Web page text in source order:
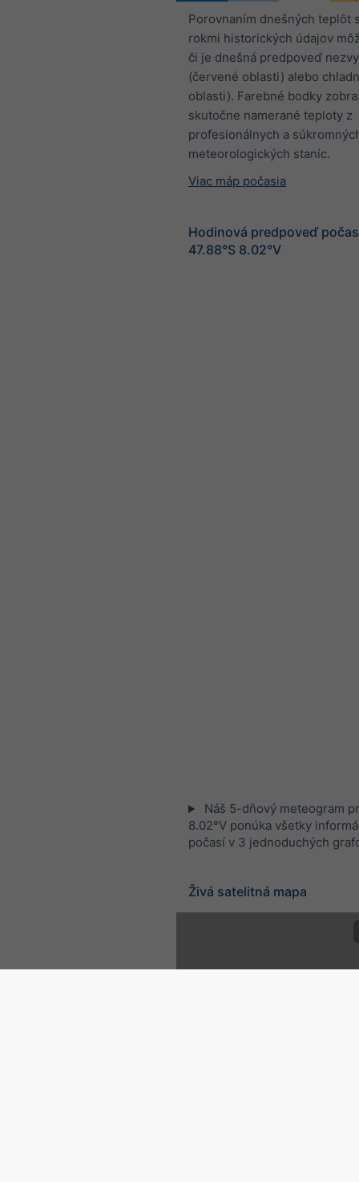
Porovnaním dnešných teplôt
rokmi historických údajov
či je dnešná predpoveď
(červené oblasti) alebo
oblasti). Farebné bodky
skutočne namerané teploty z
profesionálnych a
meteorologických staníc.
Viac máp počasia
Hodinová predpoveď
47.88°S 8.02°V
Náš 5-dňový meteogram
8.02°V ponúka všetky
počasí v 3 jednoduchých
Živá satelitná mapa